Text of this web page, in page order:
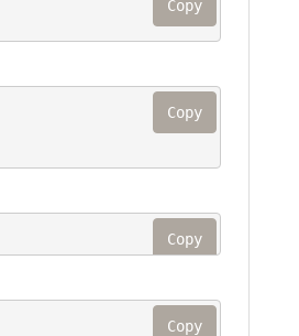
Copy
Copy
Copy
Copy